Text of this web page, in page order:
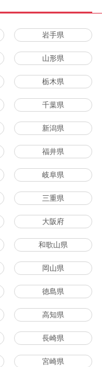
岩手県
山形県
栃木県
千葉県
新潟県
福井県
岐阜県
三重県
大阪府
和歌山県
岡山県
徳島県
高知県
長崎県
宮崎県